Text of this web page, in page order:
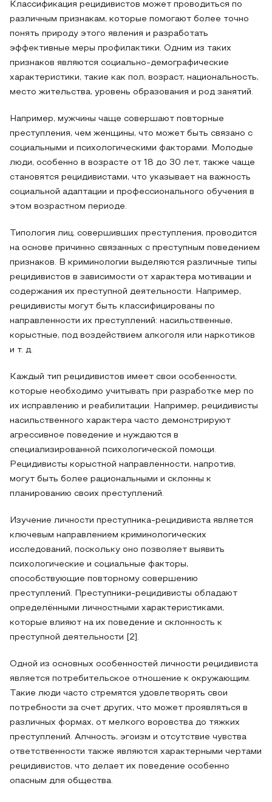
Классификация рецидивистов может проводиться по
различным признакам, которые помогают более точно
понять природу этого явления и разработать
эффективные меры профилактики. Одним из таких
признаков являются социально-демографические
характеристики, такие как пол, возраст, национальность,
место жительства, уровень образования и род занятий.
Например, мужчины чаще совершают повторные
преступления, чем женщины, что может быть связано с
социальными и психологическими факторами. Молодые
люди, особенно в возрасте от 18 до 30 лет, также чаще
становятся рецидивистами, что указывает на важность
социальной адаптации и профессионального обучения в
этом возрастном периоде.
Типология лиц, совершивших преступления, проводится
на основе причинно связанных с преступным поведением
признаков. В криминологии выделяются различные типы
рецидивистов в зависимости от характера мотивации и
содержания их преступной деятельности. Например,
рецидивисты могут быть классифицированы по
направленности их преступлений: насильственные,
корыстные, под воздействием алкоголя или наркотиков
и т. д.
Каждый тип рецидивистов имеет свои особенности,
которые необходимо учитывать при разработке мер по
их исправлению и реабилитации. Например, рецидивисты
насильственного характера часто демонстрируют
агрессивное поведение и нуждаются в
специализированной психологической помощи.
Рецидивисты корыстной направленности, напротив,
могут быть более рациональными и склонны к
планированию своих преступлений.
Изучение личности преступника-рецидивиста является
ключевым направлением криминологических
исследований, поскольку оно позволяет выявить
психологические и социальные факторы,
способствующие повторному совершению
преступлений. Преступники-рецидивисты обладают
определёнными личностными характеристиками,
которые влияют на их поведение и склонность к
преступной деятельности [2].
Одной из основных особенностей личности рецидивиста
является потребительское отношение к окружающим.
Такие люди часто стремятся удовлетворять свои
потребности за счет других, что может проявляться в
различных формах, от мелкого воровства до тяжких
преступлений. Алчность, эгоизм и отсутствие чувства
ответственности также являются характерными чертами
рецидивистов, что делает их поведение особенно
опасным для общества.